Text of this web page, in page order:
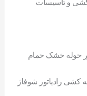
کشی و تاسیسات
حوله خشک حمام
کشی رادیاتور شوفاژ